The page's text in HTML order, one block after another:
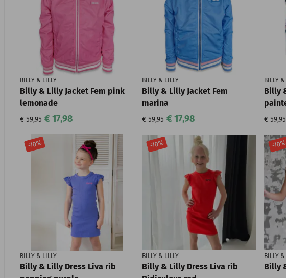
BILLY & LILLY
Billy & Lilly Jacket Fem pink
lemonade
€ 59,95 € 17,98
BILLY & LILLY
Billy & Lilly Jacket Fem
marina
€ 59,95 € 17,98
BILLY
Billy
€ 59,95
-70%
BILLY & LILLY
Billy & Lilly Dress Liva rib
-70%
BILLY & LILLY
Billy & Lilly Dress Liva rib
-70%
BILLY
Billy